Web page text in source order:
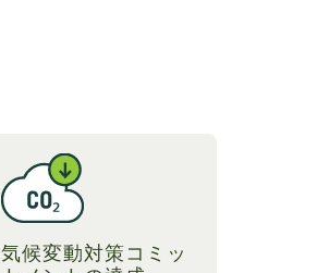
気候変動対策コミッ